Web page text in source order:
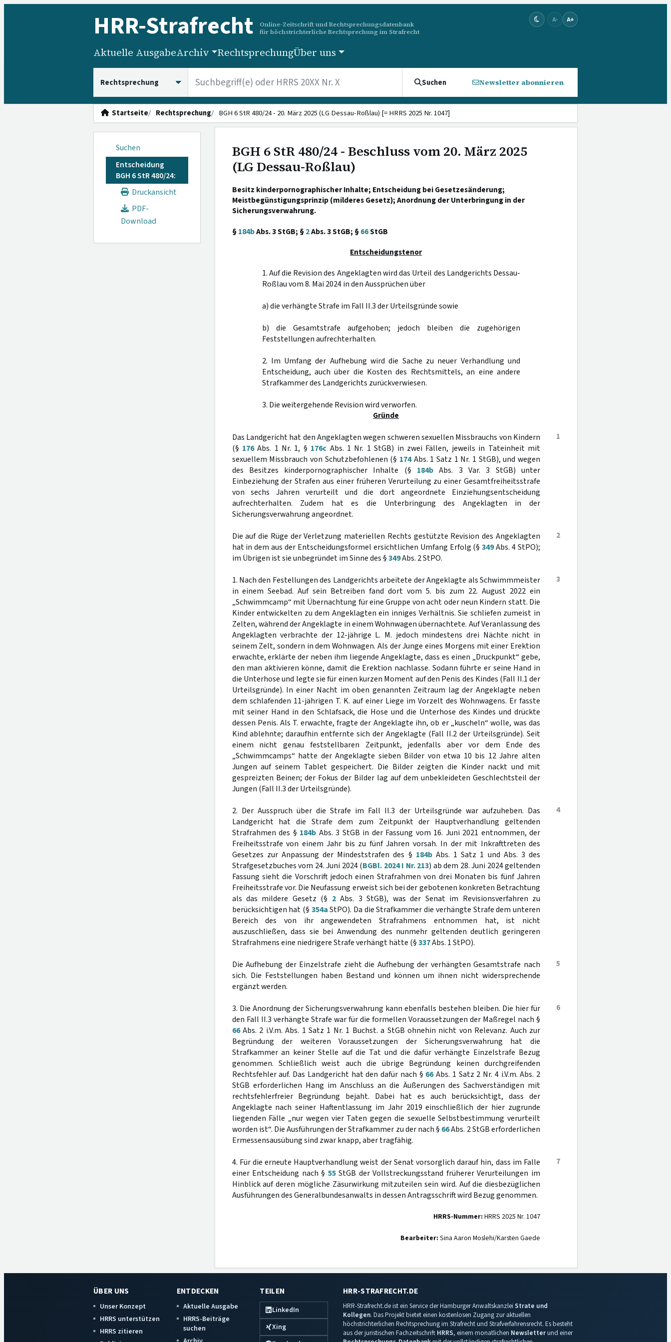
HRR-Strafrecht
Online-Zeitschrift und Rechtsprechungsdatenbank
für höchstrichterliche Rechtsprechung im Strafrecht
A- A+
Aktuelle AusgabeArchiv RechtsprechungÜber uns
Suchen Newsletter abonnieren
Startseite Rechtsprechung BGH 6 StR 480/24 - 20. März 2025 (LG Dessau-Roßlau) [= HRRS 2025 Nr. 1047]
Suchen
Entscheidung
BGH 6 StR 480/24:
Druckansicht
PDF-
Download
BGH 6 StR 480/24 - Beschluss vom 20. März 2025
(LG Dessau-Roßlau)
Besitz kinderpornographischer Inhalte; Entscheidung bei Gesetzesänderung;
Meistbegünstigungsprinzip (milderes Gesetz); Anordnung der Unterbringung in der
Sicherungsverwahrung.
§184bAbs. 3 StGB; §2Abs. 3 StGB; §66StGB
Entscheidungstenor
1. Auf die Revision des Angeklagten wird das Urteil des Landgerichts Dessau-
Roßlau vom 8. Mai 2024 in den Aussprüchen über
a) die verhängte Strafe im Fall II.3 der Urteilsgründe sowie
b) die Gesamtstrafe aufgehoben; jedoch bleiben die zugehörigen
Feststellungen aufrechterhalten.
2. Im Umfang der Aufhebung wird die Sache zu neuer Verhandlung und
Entscheidung, auch über die Kosten des Rechtsmittels, an eine andere
Strafkammer des Landgerichts zurückverwiesen.
3. Die weitergehende Revision wird verworfen.
Gründe
1
Das Landgericht hat den Angeklagten wegen schweren sexuellen Missbrauchs von Kindern
(§ 176Abs. 1 Nr. 1, § 176c Abs. 1 Nr. 1 StGB) in zwei Fällen, jeweils in Tateinheit mit
sexuellem Missbrauch von Schutzbefohlenen (§ 174Abs. 1 Satz 1 Nr. 1 StGB), und wegen
des Besitzes kinderpornographischer Inhalte (§ 184b Abs. 3 Var. 3 StGB) unter
Einbeziehung der Strafen aus einer früheren Verurteilung zu einer Gesamtfreiheitsstrafe
von sechs Jahren verurteilt und die dort angeordnete Einziehungsentscheidung
aufrechterhalten. Zudem hat es die Unterbringung des Angeklagten in der
Sicherungsverwahrung angeordnet.
2
Die auf die Rüge der Verletzung materiellen Rechts gestützte Revision des Angeklagten
hat in dem aus der Entscheidungsformel ersichtlichen Umfang Erfolg (§349Abs. 4 StPO);
im Übrigen ist sie unbegründet im Sinne des §349Abs. 2 StPO.
3
1. Nach den Festellungen des Landgerichts arbeitete der Angeklagte als Schwimmmeister
in einem Seebad. Auf sein Betreiben fand dort vom 5. bis zum 22. August 2022 ein
„Schwimmcamp“ mit Übernachtung für eine Gruppe von acht oder neun Kindern statt. Die
Kinder entwickelten zu dem Angeklagten ein inniges Verhältnis. Sie schliefen zumeist in
Zelten, während der Angeklagte in einem Wohnwagen übernachtete. Auf Veranlassung des
Angeklagten verbrachte der 12-jährige L. M. jedoch mindestens drei Nächte nicht in
seinem Zelt, sondern in dem Wohnwagen. Als der Junge eines Morgens mit einer Erektion
erwachte, erklärte der neben ihm liegende Angeklagte, dass es einen „Druckpunkt“ gebe,
den man aktivieren könne, damit die Erektion nachlasse. Sodann führte er seine Hand in
die Unterhose und legte sie für einen kurzen Moment auf den Penis des Kindes (Fall II.1 der
Urteilsgründe). In einer Nacht im oben genannten Zeitraum lag der Angeklagte neben
dem schlafenden 11-jährigen T. K. auf einer Liege im Vorzelt des Wohnwagens. Er fasste
mit seiner Hand in den Schlafsack, die Hose und die Unterhose des Kindes und drückte
dessen Penis. Als T. erwachte, fragte der Angeklagte ihn, ob er „kuscheln“ wolle, was das
Kind ablehnte; daraufhin entfernte sich der Angeklagte (Fall II.2 der Urteilsgründe). Seit
einem nicht genau feststellbaren Zeitpunkt, jedenfalls aber vor dem Ende des
„Schwimmcamps“ hatte der Angeklagte sieben Bilder von etwa 10 bis 12 Jahre alten
Jungen auf seinem Tablet gespeichert. Die Bilder zeigten die Kinder nackt und mit
gespreizten Beinen; der Fokus der Bilder lag auf dem unbekleideten Geschlechtsteil der
Jungen (Fall II.3 der Urteilsgründe).
4
2. Der Ausspruch über die Strafe im Fall II.3 der Urteilsgründe war aufzuheben. Das
Landgericht hat die Strafe dem zum Zeitpunkt der Hauptverhandlung geltenden
Strafrahmen des § 184b Abs. 3 StGB in der Fassung vom 16. Juni 2021 entnommen, der
Freiheitsstrafe von einem Jahr bis zu fünf Jahren vorsah. In der mit Inkrafttreten des
Gesetzes zur Anpassung der Mindeststrafen des § 184bAbs. 1 Satz 1 und Abs. 3 des
Strafgesetzbuches vom 24. Juni 2024 (BGBl. 2024 I Nr. 213) ab dem 28. Juni 2024 geltenden
Fassung sieht die Vorschrift jedoch einen Strafrahmen von drei Monaten bis fünf Jahren
Freiheitsstrafe vor. Die Neufassung erweist sich bei der gebotenen konkreten Betrachtung
als das mildere Gesetz (§ 2Abs. 3 StGB), was der Senat im Revisionsverfahren zu
berücksichtigen hat (§ 354aStPO). Da die Strafkammer die verhängte Strafe dem unteren
Bereich des von ihr angewendeten Strafrahmens entnommen hat, ist nicht
auszuschließen, dass sie bei Anwendung des nunmehr geltenden deutlich geringeren
Strafrahmens eine niedrigere Strafe verhängt hätte (§337Abs. 1 StPO).
5
Die Aufhebung der Einzelstrafe zieht die Aufhebung der verhängten Gesamtstrafe nach
sich. Die Feststellungen haben Bestand und können um ihnen nicht widersprechende
ergänzt werden.
6
3. Die Anordnung der Sicherungsverwahrung kann ebenfalls bestehen bleiben. Die hier für
den Fall II.3 verhängte Strafe war für die formellen Voraussetzungen der Maßregel nach §
66Abs. 2 i.V.m. Abs. 1 Satz 1 Nr. 1 Buchst. a StGB ohnehin nicht von Relevanz. Auch zur
Begründung der weiteren Voraussetzungen der Sicherungsverwahrung hat die
Strafkammer an keiner Stelle auf die Tat und die dafür verhängte Einzelstrafe Bezug
genommen. Schließlich weist auch die übrige Begründung keinen durchgreifenden
Rechtsfehler auf. Das Landgericht hat den dafür nach § 66Abs. 1 Satz 2 Nr. 4 i.V.m. Abs. 2
StGB erforderlichen Hang im Anschluss an die Äußerungen des Sachverständigen mit
rechtsfehlerfreier Begründung bejaht. Dabei hat es auch berücksichtigt, dass der
Angeklagte nach seiner Haftentlassung im Jahr 2019 einschließlich der hier zugrunde
liegenden Fälle „nur wegen vier Taten gegen die sexuelle Selbstbestimmung verurteilt
worden ist“. Die Ausführungen der Strafkammer zu der nach § 66Abs. 2 StGB erforderlichen
Ermessensausübung sind zwar knapp, aber tragfähig.
7
4. Für die erneute Hauptverhandlung weist der Senat vorsorglich darauf hin, dass im Falle
einer Entscheidung nach § 55StGB der Vollstreckungsstand früherer Verurteilungen im
Hinblick auf deren mögliche Zäsurwirkung mitzuteilen sein wird. Auf die diesbezüglichen
Ausführungen des Generalbundesanwalts in dessen Antragsschrift wird Bezug genommen.
HRRS-Nummer: HRRS 2025 Nr. 1047
Bearbeiter: Sina Aaron Moslehi/Karsten Gaede
ÜBER UNS
Unser Konzept
HRRS unterstützen
HRRS zitieren
ENTDECKEN
Aktuelle Ausgabe
HRRS-Beiträge
suchen
TEILEN
LinkedIn
Xing
HRR-STRAFRECHT.DE
HRR-Strafrecht.de ist ein Service der Hamburger Anwaltskanzlei Strate und
Kollegen. Das Projekt bietet einen kostenlosen Zugang zur aktuellen
höchstrichterlichen Rechtsprechung im Strafrecht und Strafverfahrensrecht. Es besteht
aus der juristischen Fachzeitschrift HRRS, einem monatlichen Newsletterund einer